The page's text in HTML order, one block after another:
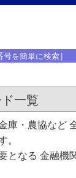
を簡単に検索］
一覧
庫・農協など
。
となる 金融機